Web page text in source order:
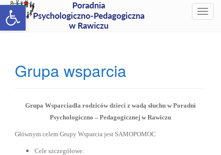
Open toolbar
T
Grupa wsparcia
Grupa Wsparciadla rodziców dzieci z wadą słuchu w Poradni
Psychologiczno – Pedagogicznej w Rawiczu
Głównym celem Grupy Wsparcia jest SAMOPOMOC
Cele szczegółowe: